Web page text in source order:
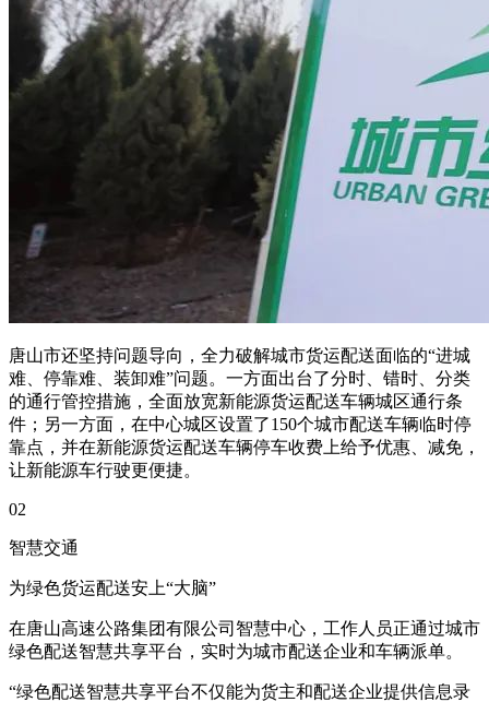
唐山市还坚持问题导向，全力破解城市货运配送面临的“进城
难、停靠难、装卸难”问题。一方面出台了分时、错时、分类
的通行管控措施，全面放宽新能源货运配送车辆城区通行条
件；另一方面，在中心城区设置了150个城市配送车辆临时停
靠点，并在新能源货运配送车辆停车收费上给予优惠、减免，
让新能源车行驶更便捷。
02
智慧交通
为绿色货运配送安上“大脑”
在唐山高速公路集团有限公司智慧中心，工作人员正通过城市
绿色配送智慧共享平台，实时为城市配送企业和车辆派单。
“绿色配送智慧共享平台不仅能为货主和配送企业提供信息录